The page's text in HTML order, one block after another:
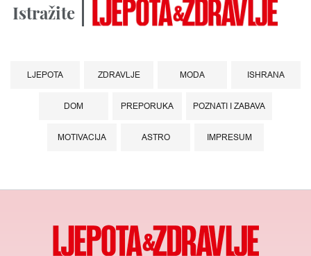
Istražite
LJEPOTA ZDRAVLJE MODA ISHRANA
DOM PREPORUKA POZNATI I ZABAVA
MOTIVACIJA ASTRO IMPRESUM